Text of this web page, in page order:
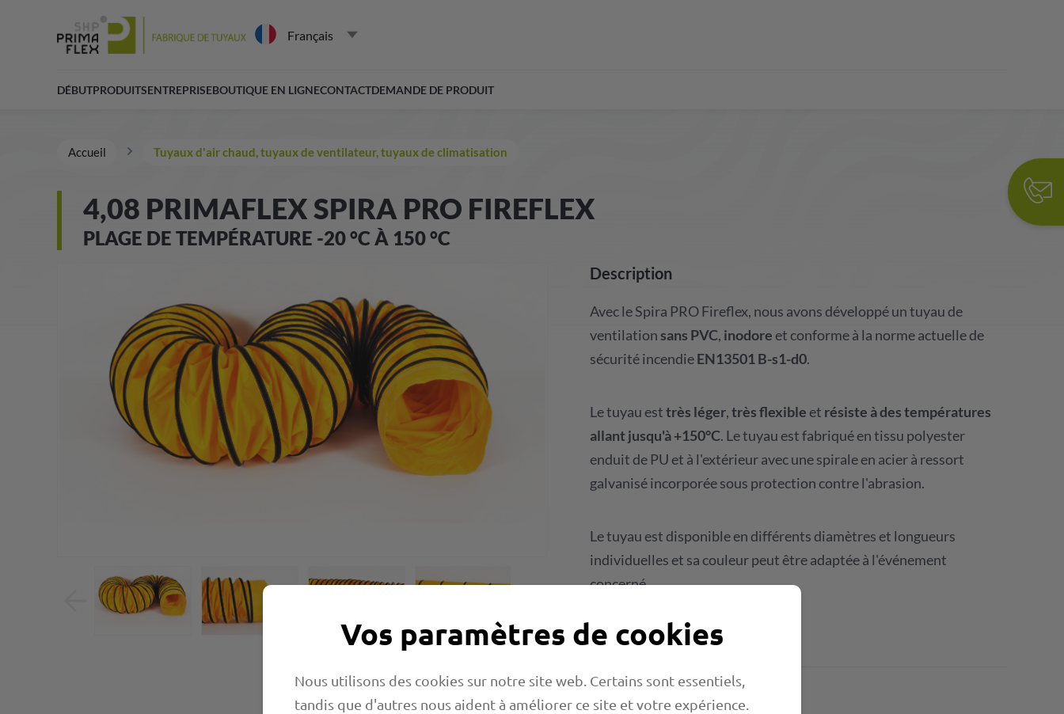
Français
DÉBUTPRODUITSENTREPRISEBOUTIQUE EN LIGNECONTACTDEMANDE DE PRODUIT
Accueil Tuyaux d'air chaud, tuyaux de ventilateur, tuyaux de climatisation
4,08 PRIMAFLEX SPIRA PRO FIREFLEX
PLAGE DE TEMPÉRATURE -20 °C À 150 °C
Description
Avec le Spira PRO Fireflex, nous avons développé un tuyau de
ventilationsans PVC, inodoreet conforme à la norme actuelle de
sécurité incendieEN13501 B-s1-d0.
Le tuyau esttrès léger,très flexible et résiste à des températures
allant jusqu'à +150°C. Le tuyau est fabriqué en tissu polyester
enduit de PU et à l'extérieur avec une spirale en acier à ressort
galvanisé incorporée sous protection contre l'abrasion.
Le tuyau est disponible en différents diamètres et longueurs
individuelles et sa couleur peut être adaptée à l'événement
concerné.
Demande de renseignements
Feuille de calcul
Vos paramètres de cookies
Nous utilisons des cookies sur notre site web. Certains sont essentiels,
tandis que d'autres nous aident à améliorer ce site et votre expérience.